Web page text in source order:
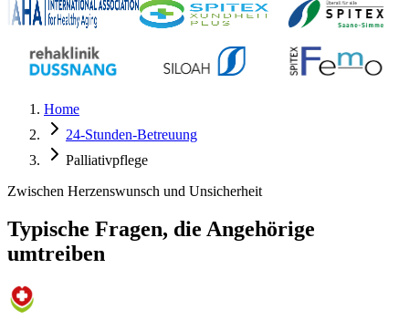
Home
24-Stunden-Betreuung
Palliativpflege
Zwischen Herzenswunsch und Unsicherheit
Typische Fragen, die Angehörige
umtreiben